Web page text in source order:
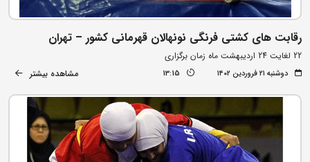
رقابت های کشتی فرنگی نونهالان قهرمانی کشور – تهران
22 لغایت 24 اردیبهشت ماه زمان برگزاری
دوشنبه ۲۱ فروردین ۱۴۰۲ 13:15 مشاهده بیشتر